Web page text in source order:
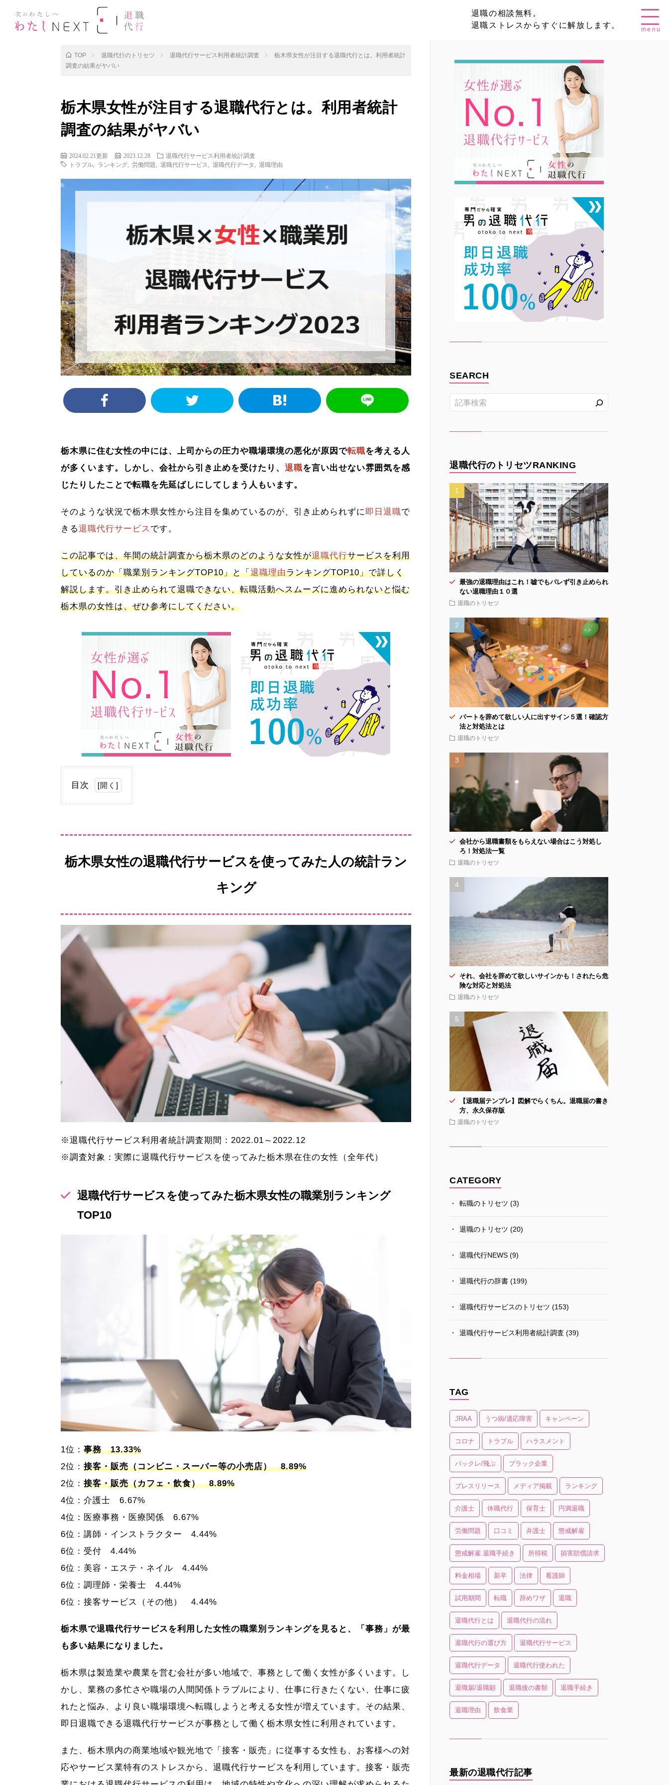
退職の相談無料。
退職ストレスからすぐに解放します。
menu
TOP 退職代行のトリセツ 退職代行サービス利用者統計調査
栃木県女性が注目する退職代行とは。利用者統計
調査の結果がヤバい
栃木県女性が注目する退職代行とは。利用者統計
調査の結果がヤバい
2024.02.21更新 2023.12.28
退職代行サービス利用者統計調査
トラブル
ランキング 労働問題 退職代行サービス 退職代行データ 退職理由
栃木県に住む女性の中には、上司からの圧力や職場環境の悪化が原因で転職を考える人
が多くいます。しかし、会社から引き止めを受けたり、 退職を言い出せない雰囲気を感
じたりしたことで転職を先延ばしにしてしまう人もいます。
そのような状況で栃木県女性から注目を集めているのが、引き止められずに即日退職で
きる退職代行サービス です。
この記事では、年間の統計調査から栃木県のどのような女性が退職代行サービスを利用
しているのか「職業別ランキングTOP10」と「退職理由ランキングTOP10」で詳しく
解説します。引き止められて退職できない、転職活動へスムーズに進められないと悩む
栃木県の女性は、ぜひ参考にしてください。
目次 [開く ]
栃木県女性の退職代行サービスを使ってみた人の統計ラン
キング
※退職代行サービス利用者統計調査期間：2022.01～2022.12
※調査対象：実際に退職代行サービスを使ってみた栃木県在住の女性（全年代）
退職代行サービスを使ってみた栃木県女性の職業別ランキング
TOP10
1位： 事務 13.33%
2位： 接客・販売（コンビニ・スーバー等の小売店） 8.89%
2位： 接客・販売（カフェ・飲食） 8.89%
4位：介護士 6.67%
4位：医療事務・医療関係 6.67%
6位：講師・インストラクター 4.44%
6位：受付 4.44%
6位：美容・エステ・ネイル 4.44%
6位：調理師・栄養士 4.44%
6位：接客サービス（その他） 4.44%
栃木県で退職代行サービスを利用した女性の職業別ランキングを見ると、「事務」が最
も多い結果になりました。
栃木県は製造業や農業を営む会社が多い地域で、事務として働く女性が多くいます。し
かし、業務の多忙さや職場の人間関係トラブルにより、仕事に行きたくない、仕事に疲
れたと悩み、より良い職場環境へ転職しようと考える女性が増えています。その結果、
即日退職できる退職代行サービスが事務として働く栃木県女性に利用されています。
また、栃木県内の商業地域や観光地で「接客・販売」に従事する女性も、お客様への対
応やサービス業特有のストレスから、退職代行サービスを利用しています。接客・販売
SEARCH
退職代行のトリセツRANKING
最強の退職理由はこれ！嘘でもバレず引き止められ
ない退職理由１０選
退職のトリセツ
パートを辞めて欲しい人に出すサイン５選！確認方
法と対処法とは
退職のトリセツ
会社から退職書類をもらえない場合はこう対処し
ろ！対処法一覧
退職のトリセツ
それ、会社を辞めて欲しいサインかも！されたら危
険な対応と対処法
退職のトリセツ
【退職届テンプレ】図解でらくちん。退職届の書き
方、永久保存版
退職のトリセツ
CATEGORY
転職のトリセツ (3)
退職のトリセツ (20)
退職代行NEWS (9)
退職代行の辞書 (199)
退職代行サービスのトリセツ (153)
退職代行サービス利用者統計調査 (39)
TAG
JRAA うつ病/適応障害 キャンペーン
コロナ トラブル ハラスメント
バックレ/飛ぶ ブラック企業
プレスリリース メディア掲載 ランキング
介護士 休職代行 保育士 円満退職
労働問題 口コミ 弁護士 懲戒解雇
懲戒解雇.退職手続き 所得税 損害賠償請求
料金相場 新卒 法律 看護師
試用期間 転職 辞めワザ 退職
退職代行とは 退職代行の流れ
退職代行の選び方 退職代行サービス
退職代行データ 退職代行使われた
退職届/退職願 退職後の書類 退職手続き
退職理由 飲食業
最新の退職代行記事